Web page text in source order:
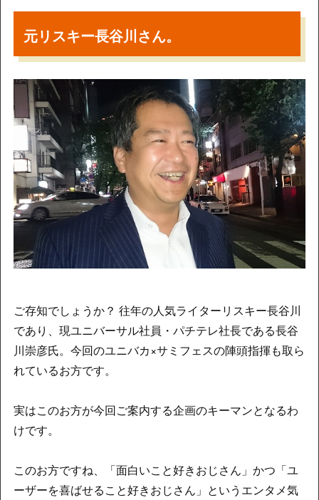
元リスキー長谷川さん。
ご存知でしょうか？ 往年の人気ライターリスキー長谷川
であり、現ユニバーサル社員・パチテレ社長である長谷
川崇彦氏。今回のユニバカ×サミフェスの陣頭指揮も取ら
れているお方です。
実はこのお方が今回ご案内する企画のキーマンとなるわ
けです。
このお方ですね、「面白いこと好きおじさん」かつ「ユ
ーザーを喜ばせること好きおじさん」というエンタメ気